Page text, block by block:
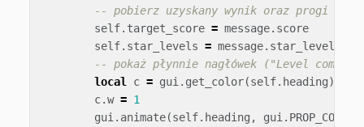
-- pobierz uzyskany wynik oraz progi
self. target_score = message. score
self. star_levels = message. star_levels
-- pokaż płynnie nagłówek ("Level
local
c = gui . get_color(self. heading)
c.w = 1
gui . animate(self. heading , gui . PROP_COLOR